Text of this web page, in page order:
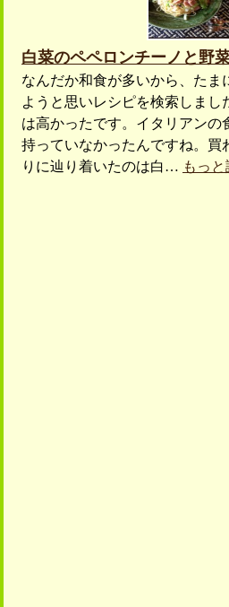
白菜のペペロンチーノと野
なんだか和食が多いから、たま
ようと思いレシピを検索しまし
は高かったです。イタリアンの
持っていなかったんですね。買
りに辿り着いたのは白… もっと